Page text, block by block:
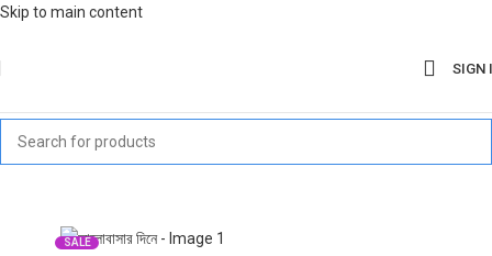
Skip to main content
SIGN
SALE